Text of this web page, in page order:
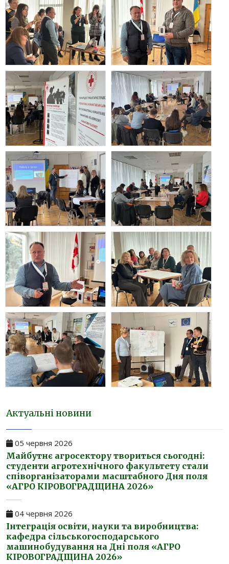
Актуальні новини
05 червня 2026
Майбутнє агросектору твориться сьогодні:
студенти агротехнічного факультету стали
співорганізаторами масштабного Дня поля
«АГРО КІРОВОГРАДЩИНА 2026»
04 червня 2026
Інтеграція освіти, науки та виробництва:
кафедра сільськогосподарського
машинобудування на Дні поля «АГРО
КІРОВОГРАДЩИНА 2026»